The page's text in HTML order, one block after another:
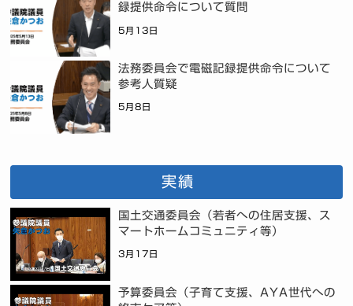
録提供命令について質問
5月13日
法務委員会で電磁記録提供命令について
参考人質疑
5月8日
実績
国土交通委員会（若者への住居支援、ス
マートホームコミュニティ等）
3月17日
予算委員会（子育て支援、AYA世代への